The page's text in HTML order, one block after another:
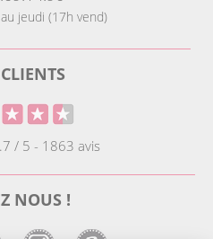
jeudi (17h vend)
/ 5 - 1863 avis
NOUS !